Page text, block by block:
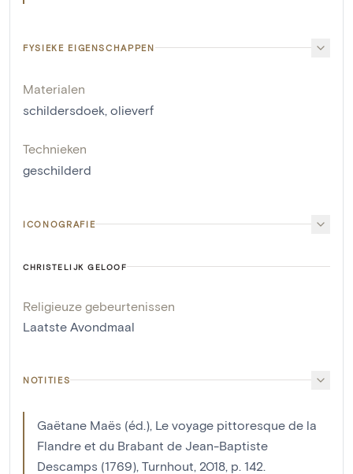
FYSIEKE EIGENSCHAPPEN
Materialen
schildersdoek, olieverf
Technieken
geschilderd
ICONOGRAFIE
CHRISTELIJK GELOOF
Religieuze gebeurtenissen
Laatste Avondmaal
NOTITIES
Gaëtane Maës (éd.), Le voyage pittoresque de la
Flandre et du Brabant de Jean-Baptiste
Descamps (1769), Turnhout, 2018, p. 142.